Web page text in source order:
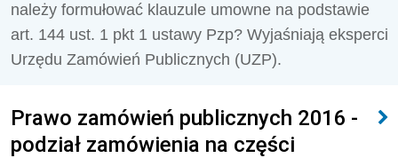
należy formułować klauzule umowne na podstawie
art. 144 ust. 1 pkt 1 ustawy Pzp? Wyjaśniają eksperci
Urzędu Zamówień Publicznych (UZP).
Prawo zamówień publicznych 2016 -
podział zamówienia na części